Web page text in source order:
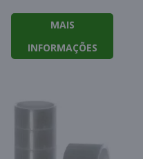
MAIS
INFORMAÇÕES